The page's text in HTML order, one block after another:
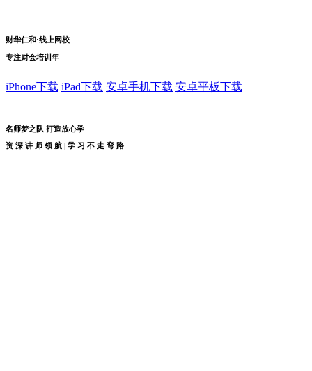
财华仁和·线上网校
专注财会培训 年
iPhone下载 iPad下载 安卓手机下载 安卓平板下载
名师梦之队 打造放心学
资 深 讲 师 领 航 学 习 不 走 弯 路